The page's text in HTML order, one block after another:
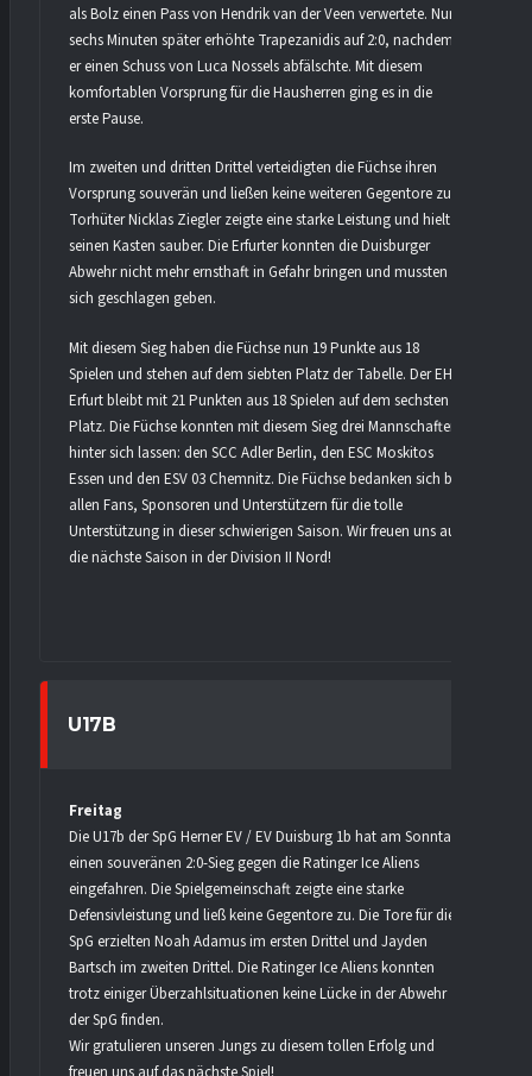
als Bolz einen Pass von Hendrik van der Veen verwertete. Nur
sechs Minuten später erhöhte Trapezanidis auf 2:0, nachdem
er einen Schuss von Luca Nossels abfälschte. Mit diesem
komfortablen Vorsprung für die Hausherren ging es in die
erste Pause.
Im zweiten und dritten Drittel verteidigten die Füchse ihren
Vorsprung souverän und ließen keine weiteren Gegentore zu.
Torhüter Nicklas Ziegler zeigte eine starke Leistung und hielt
seinen Kasten sauber. Die Erfurter konnten die Duisburger
Abwehr nicht mehr ernsthaft in Gefahr bringen und mussten
sich geschlagen geben.
Mit diesem Sieg haben die Füchse nun 19 Punkte aus 18
Spielen und stehen auf dem siebten Platz der Tabelle. Der EHC
Erfurt bleibt mit 21 Punkten aus 18 Spielen auf dem sechsten
Platz. Die Füchse konnten mit diesem Sieg drei Mannschaften
hinter sich lassen: den SCC Adler Berlin, den ESC Moskitos
Essen und den ESV 03 Chemnitz. Die Füchse bedanken sich bei
allen Fans, Sponsoren und Unterstützern für die tolle
Unterstützung in dieser schwierigen Saison. Wir freuen uns auf
die nächste Saison in der Division II Nord!
U17B
Freitag
Die U17b der SpG Herner EV / EV Duisburg 1b hat am Sonntag
einen souveränen 2:0-Sieg gegen die Ratinger Ice Aliens
eingefahren. Die Spielgemeinschaft zeigte eine starke
Defensivleistung und ließ keine Gegentore zu. Die Tore für die
SpG erzielten Noah Adamus im ersten Drittel und Jayden
Bartsch im zweiten Drittel. Die Ratinger Ice Aliens konnten
trotz einiger Überzahlsituationen keine Lücke in der Abwehr
der SpG finden.
Wir gratulieren unseren Jungs zu diesem tollen Erfolg und